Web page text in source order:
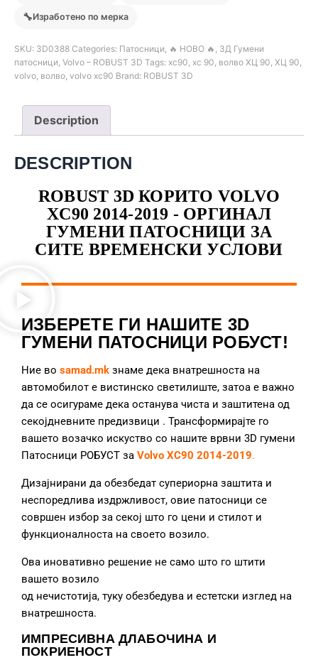
🔧Изработено по мерка
SKU: 3D0388 Categories: Патосници, 🔥 НОВО 🔥 , 3Д Гумени
патосници, Volvo – ROBUST 3D Tags: xc90, xc 90, волво ХЦ 90, ХЦ 90,
volvo, волво, volvo xc90 Brand: ROBUST 3D
Description
DESCRIPTION
ROBUST 3D КОРИТО VOLVO
XC90 2014-2019 - ОРГИНАЛ
ГУМЕНИ ПАТОСНИЦИ ЗА
СИТЕ ВРЕМЕНСКИ УСЛОВИ
ИЗБЕРЕТЕ ГИ НАШИТЕ 3D
ГУМЕНИ ПАТОСНИЦИ РОБУСТ!
Ние во samad.mk знаме дека внатрешноста на
автомобилот е вистинско светилиште, затоа е важно
да се осигураме дека останува чиста и заштитена од
секојдневните предизвици . Трансформирајте го
вашето возачко искуство со нашите врвни 3D гумени
Патосници РОБУСТ за Volvo XC90 2014-2019.
Дизајнирани да обезбедат супериорна заштита и
неспоредлива издржливост, овие патосници се
совршен избор за секој што го цени и стилот и
функционалноста на своето возило.
Ова иновативно решение не само што го штити
вашето возило
од нечистотија, туку обезбедува и естетски изглед на
внатрешноста.
ИМПРЕСИВНА ДЛАБОЧИНА И
ПОКРИЕНОСТ